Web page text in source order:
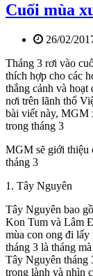
Cuối mùa
26/02/
Tháng 3 rơi vào
thích hợp cho các
thắng cảnh và hoạt
nơi trên lãnh thổ
bài viết này, MGM
trong tháng 3
MGM sẽ giới thiệu
tháng 3
1. Tây Nguyên
Tây Nguyên bao
Kon Tum và Lâm
mùa con ong đi lấy
tháng 3 là tháng
Tây Nguyên tháng
trong lành và nhìn